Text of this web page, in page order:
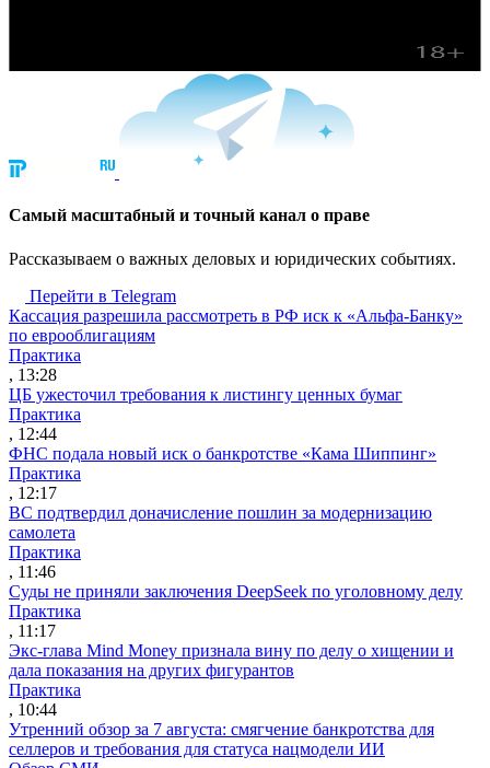
Cамый масштабный и точный канал о праве
Рассказываем о важных деловых и юридических событиях.
Перейти в Telegram
Кассация разрешила рассмотреть в РФ иск к «Альфа-Банку»
по еврооблигациям
Практика
, 13:28
ЦБ ужесточил требования к листингу ценных бумаг
Практика
, 12:44
ФНС подала новый иск о банкротстве «Кама Шиппинг»
Практика
, 12:17
ВС подтвердил доначисление пошлин за модернизацию
самолета
Практика
, 11:46
Суды не приняли заключения DeepSeek по уголовному делу
Практика
, 11:17
Экс-глава Mind Money признала вину по делу о хищении и
дала показания на других фигурантов
Практика
, 10:44
Утренний обзор за 7 августа: смягчение банкротства для
селлеров и требования для статуса нацмодели ИИ